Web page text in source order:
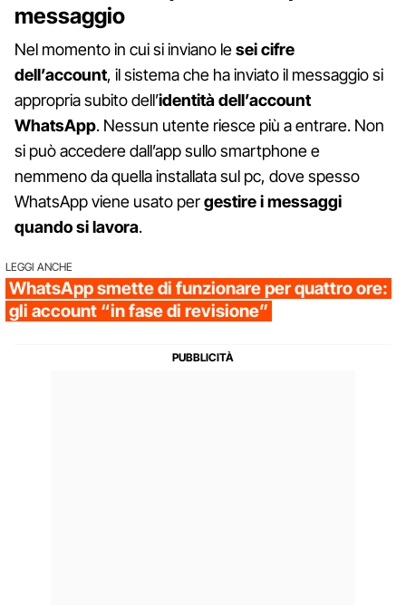
messaggio
Nel momento in cui si inviano lesei cifre
dell’account, il sistema che ha inviato il messaggio si
appropria subito dell’identità dell’account
WhatsApp. Nessun utente riesce più a entrare. Non
si può accedere dall’app sullo smartphone e
nemmeno da quella installata sul pc, dove spesso
WhatsApp viene usato pergestire i messaggi
quando si lavora.
LEGGI ANCHE
WhatsApp smette di funzionare per quattro ore:
gli account “in fase di revisione”